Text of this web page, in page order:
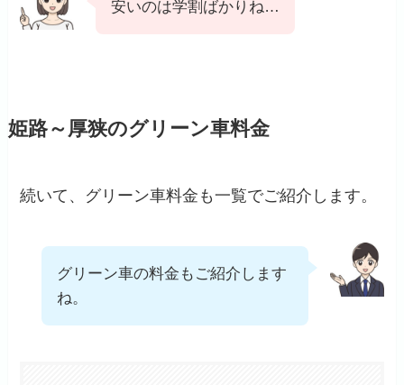
安いのは学割ばかりね…
姫路～厚狭のグリーン車料金
続いて、グリーン車料金も一覧でご紹介します。
グリーン車の料金もご紹介します
ね。